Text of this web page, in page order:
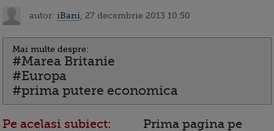
autor: iBani , 27 decembrie 2013 10:50
Mai multe despre:
#Marea Britanie
#Europa
#prima putere economica
Pe acelasi subiect:
Prima pagina pe